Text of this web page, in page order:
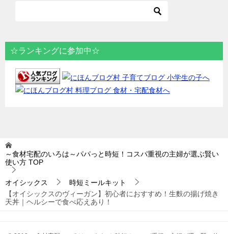
☆ランキングに参加中☆
～食材宅配のいろは～パパっと時短！コスパ重視の主婦が選ぶ賢い
使い方 TOP
オイシックス
時短ミールキット
【オイシックスのヴィーガン】初心者におすすめ！生麩の揚げ焼き
天丼｜ヘルシーで食べ応えあり！